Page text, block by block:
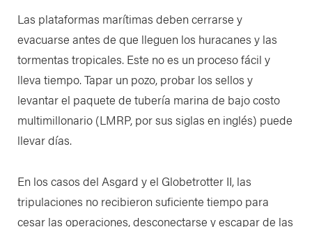
Las plataformas marítimas deben cerrarse y
evacuarse antes de que lleguen los huracanes y las
tormentas tropicales. Este no es un proceso fácil y
lleva tiempo. Tapar un pozo, probar los sellos y
levantar el paquete de tubería marina de bajo costo
multimillonario (LMRP, por sus siglas en inglés) puede
llevar días.
En los casos del Asgard y el Globetrotter II, las
tripulaciones no recibieron suficiente tiempo para
cesar las operaciones, desconectarse y escapar de las